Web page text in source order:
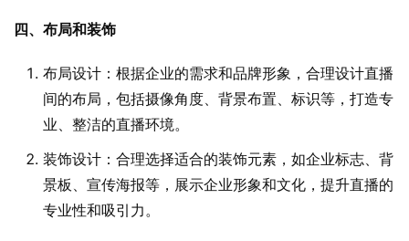
四、布局和装饰
布局设计：根据企业的需求和品牌形象，合理设计直播
间的布局，包括摄像角度、背景布置、标识等，打造专
业、整洁的直播环境。
装饰设计：合理选择适合的装饰元素，如企业标志、背
景板、宣传海报等，展示企业形象和文化，提升直播的
专业性和吸引力。